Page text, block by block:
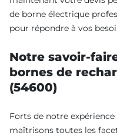
de borne électrique
pour répondre à vos
Notre savoir-
bornes de
(54600)
Forts de notre
maîtrisons toutes les